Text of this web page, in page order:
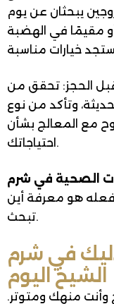
يبحثان عن يوم
مقيمًا في الهضبة
الحجز: تحقق من
وتأكد من نوع
مع المعالج بشأن
احتياجاتك.
الصحية في شرم
هو معرفة أين
تبحث.
في شرم
الشيخ اليوم
منهك ومتوتر.